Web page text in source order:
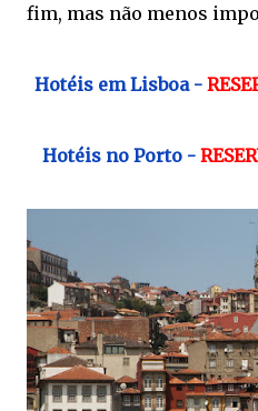
fim, mas não menos
Hotéis em Lisboa -
Hotéis no Porto -